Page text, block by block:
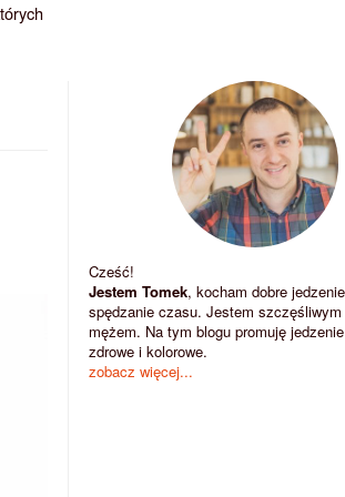
Cześć!
Jestem Tomek, kocham dobre
spędzanie czasu. Jestem
mężem. Na tym blogu promuję
zdrowe i kolorowe.
zobacz więcej...